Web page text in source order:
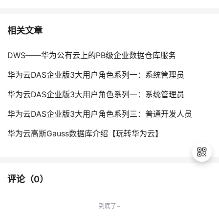
相关文章
DWS——华为公有云上的PB级企业数据仓库服务
华为云DAS企业版3大用户角色系列一：系统管理员
华为云DAS企业版3大用户角色系列一：系统管理员
华为云DAS企业版3大用户角色系列三：普通开发人员
华为云高斯Gauss数据库介绍【玩转华为云】
评论（0）
到底了~